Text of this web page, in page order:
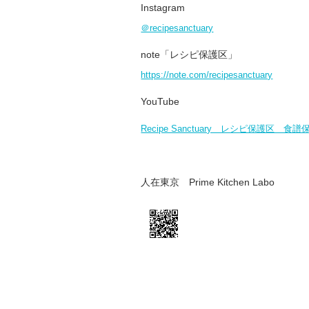
Instagram
＠recipesanctuary
note「レシピ保護区」
https://note.com/recipesanctuary
YouTube
Recipe Sanctuary レシピ保護区 食譜
人在東京 Prime Kitchen Labo